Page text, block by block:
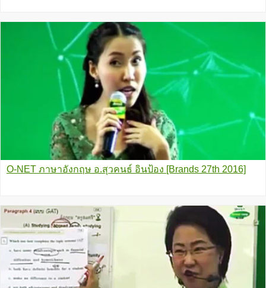
O-NET ภาษาอังกฤษ อ.สุวคนธ์ อินป้อง [Brands 27th 2016]